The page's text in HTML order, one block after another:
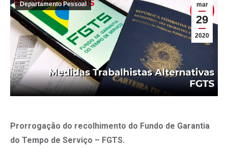
mar
29
2020
Departamento Pessoal
Prorrogação do recolhimento do Fundo de Garantia
do Tempo de Serviço – FGTS.